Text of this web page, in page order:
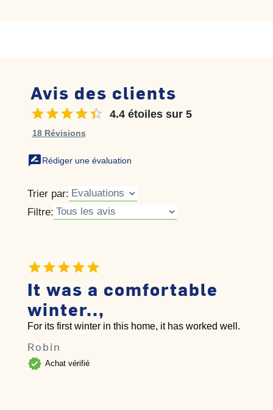
Avis des clients
4.4 étoiles sur 54.4 étoiles sur 5
18 Révisions
rate_review Rédiger une évaluation
Trier par:
Filtre:
It was a comfortable
winter..,
For its first winter in this home, it has worked well.
Robin
verified Achat vérifié